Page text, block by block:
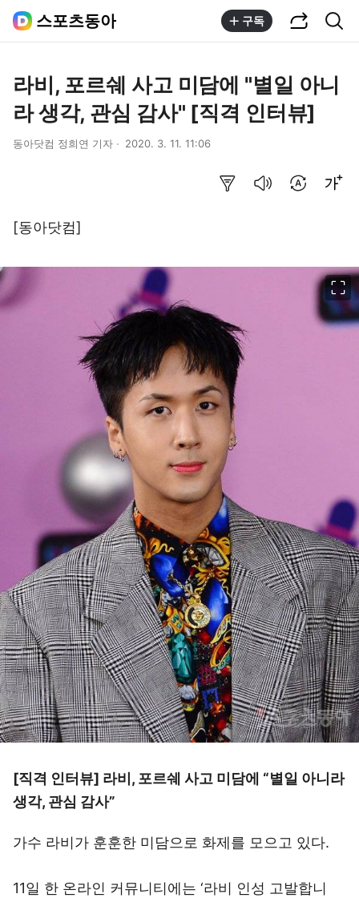
스포츠동아 구독
라비, 포르쉐 사고 미담에 "별일 아니
라 생각, 관심 감사" [직격 인터뷰]
동아닷컴 정희연 기자 2020. 3. 11. 11:06
[동아닷컴]
[직격 인터뷰] 라비, 포르쉐 사고 미담에 “별일 아니라
생각, 관심 감사”
가수 라비가 훈훈한 미담으로 화제를 모으고 있다.
11일 한 온라인 커뮤니티에는 ‘라비 인성 고발합니